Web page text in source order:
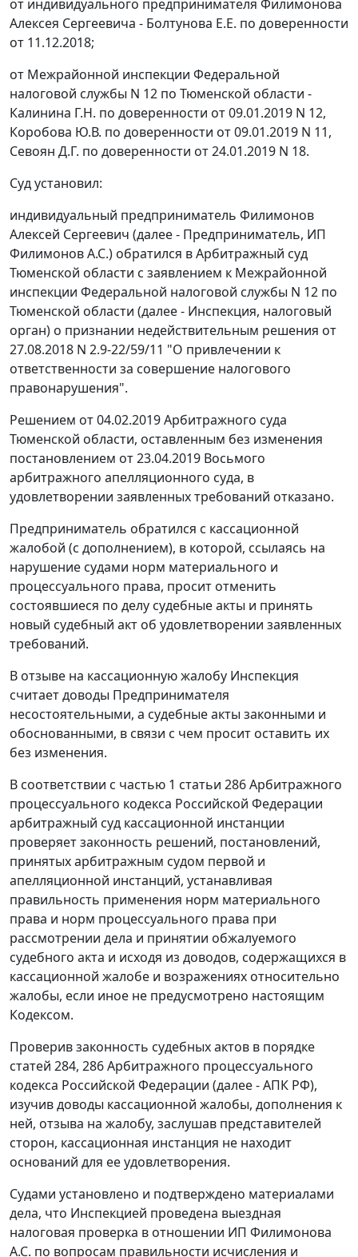
от индивидуального предпринимателя Филимонова
Алексея Сергеевича - Болтунова Е.Е. по доверенности
от 11.12.2018;
от Межрайонной инспекции Федеральной
налоговой службы N 12 по Тюменской области -
Калинина Г.Н. по доверенности от 09.01.2019 N 12,
Коробова Ю.В. по доверенности от 09.01.2019 N 11,
Севоян Д.Г. по доверенности от 24.01.2019 N 18.
Суд установил:
индивидуальный предприниматель Филимонов
Алексей Сергеевич (далее - Предприниматель, ИП
Филимонов А.С.) обратился в Арбитражный суд
Тюменской области с заявлением к Межрайонной
инспекции Федеральной налоговой службы N 12 по
Тюменской области (далее - Инспекция, налоговый
орган) о признании недействительным решения от
27.08.2018 N 2.9-22/59/11 "О привлечении к
ответственности за совершение налогового
правонарушения".
Решением от 04.02.2019 Арбитражного суда
Тюменской области, оставленным без изменения
постановлением от 23.04.2019 Восьмого
арбитражного апелляционного суда, в
удовлетворении заявленных требований отказано.
Предприниматель обратился с кассационной
жалобой (с дополнением), в которой, ссылаясь на
нарушение судами норм материального и
процессуального права, просит отменить
состоявшиеся по делу судебные акты и принять
новый судебный акт об удовлетворении заявленных
требований.
В отзыве на кассационную жалобу Инспекция
считает доводы Предпринимателя
несостоятельными, а судебные акты законными и
обоснованными, в связи с чем просит оставить их
без изменения.
В соответствии с частью 1 статьи 286 Арбитражного
процессуального кодекса Российской Федерации
арбитражный суд кассационной инстанции
проверяет законность решений, постановлений,
принятых арбитражным судом первой и
апелляционной инстанций, устанавливая
правильность применения норм материального
права и норм процессуального права при
рассмотрении дела и принятии обжалуемого
судебного акта и исходя из доводов, содержащихся в
кассационной жалобе и возражениях относительно
жалобы, если иное не предусмотрено настоящим
Кодексом.
Проверив законность судебных актов в порядке
статей 284, 286 Арбитражного процессуального
кодекса Российской Федерации (далее - АПК РФ),
изучив доводы кассационной жалобы, дополнения к
ней, отзыва на жалобу, заслушав представителей
сторон, кассационная инстанция не находит
оснований для ее удовлетворения.
Судами установлено и подтверждено материалами
дела, что Инспекцией проведена выездная
налоговая проверка в отношении ИП Филимонова
А.С. по вопросам правильности исчисления и